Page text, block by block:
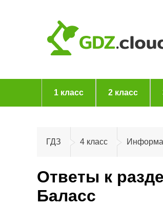
1 класс 2 класс
ГДЗ 4 класс
Ответы к
Баласс